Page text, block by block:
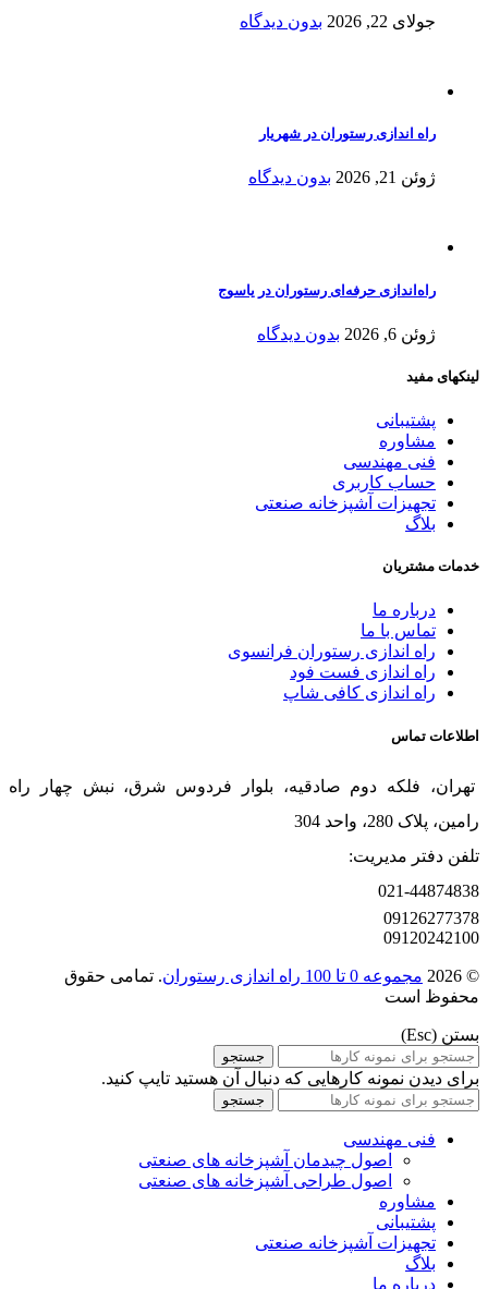
جولای 22, 2026 بدون دیدگاه
راه اندازی رستوران در شهریار
ژوئن 21, 2026 بدون دیدگاه
راه‌اندازی حرفه‌ای رستوران در یاسوج
ژوئن 6, 2026 بدون دیدگاه
لینکهای مفید
پشتیبانی
مشاوره
فنی مهندسی
حساب کاربری
تجهیزات آشپزخانه صنعتی
بلاگ
خدمات مشتریان
درباره ما
تماس با ما
راه اندازی رستوران فرانسوی
راه اندازی فست فود
راه اندازی کافی شاپ
اطلاعات تماس
تهران، فلکه دوم صادقیه، بلوار فردوس شرق، نبش چهار راه
رامین، پلاک 280، واحد 304
تلفن دفتر مدیریت:
021-44874838
09126277378
09120242100
© 2026 مجموعه 0 تا 100 راه اندازی رستوران
. تمامی حقوق
محفوظ است
بستن (Esc)
جستجو
برای دیدن نمونه کارهایی که دنبال آن هستید تایپ کنید.
جستجو
فنی مهندسی
اصول چیدمان آشپزخانه های صنعتی
اصول طراحی آشپزخانه های صنعتی
مشاوره
پشتیبانی
تجهیزات آشپزخانه صنعتی
بلاگ
درباره ما